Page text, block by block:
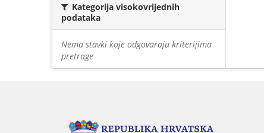
Kategorija visokovrijednih
podataka
Nema stavki koje odgovaraju kriterijima
pretrage